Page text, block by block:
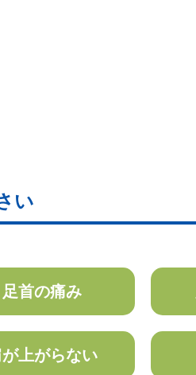
い
足首の痛み
が上がらない